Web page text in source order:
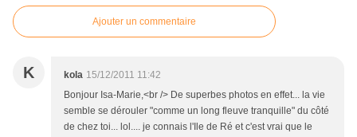
Ajouter un commentaire
K kola 15/12/2011 11:42
Bonjour Isa-Marie,<br /> De superbes photos en effet... la vie
semble se dérouler "comme un long fleuve tranquille" du côté
de chez toi... lol.... je connais l'Ile de Ré et c'est vrai que le